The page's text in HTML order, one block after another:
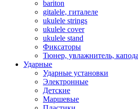
bariton
gitalele, гиталеле
ukulele strings
ukulele cover
ukulele stand
Фиксаторы
Тюнер, увлажнитель,
Ударные
Ударные установки
Электронные
Детские
Маршевые